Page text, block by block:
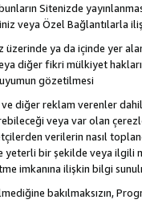
Sitenizde
veya Özel Bağlantılarla
ya da içinde yer
diğer fikri mülkiyet
gözetilmesi
ve diğer reklam verenler
veya var olan
verilerin nasıl
bir şekilde veya ilgili
imkanına ilişkin bilgi
bakılmaksızın,